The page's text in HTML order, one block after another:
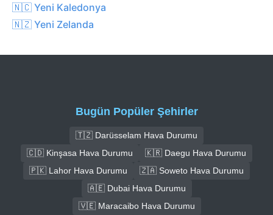
🇳🇨 Yeni Kaledonya
🇳🇿 Yeni Zelanda
Bugün Popüler Şehirler
🇹🇿 Darüsselam Hava Durumu
🇨🇩 Kinşasa Hava Durumu
🇰🇷 Daegu Hava Durumu
🇵🇰 Lahor Hava Durumu
🇿🇦 Soweto Hava Durumu
🇦🇪 Dubai Hava Durumu
🇻🇪 Maracaibo Hava Durumu